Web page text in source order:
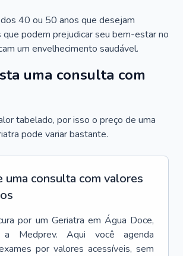
40 ou 50 anos que desejam
que podem prejudicar seu bem-estar no
um envelhecimento saudável.
uma consulta com
tabelado, por isso o preço de uma
pode variar bastante.
uma consulta com valores
por um Geriatra em Água Doce,
Medprev. Aqui você agenda
por valores acessíveis, sem